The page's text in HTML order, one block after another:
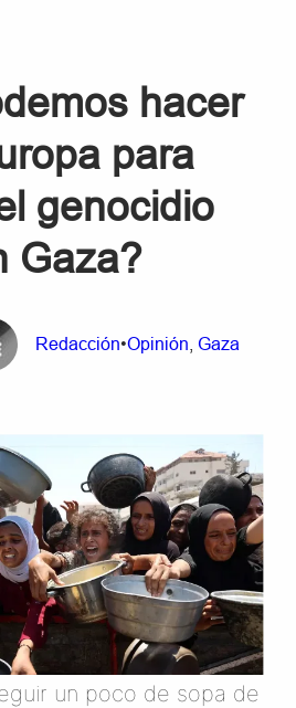
hacer
para
genocidio
Gaza?
Redacción•Opinión , Gaza
un poco de sopa de